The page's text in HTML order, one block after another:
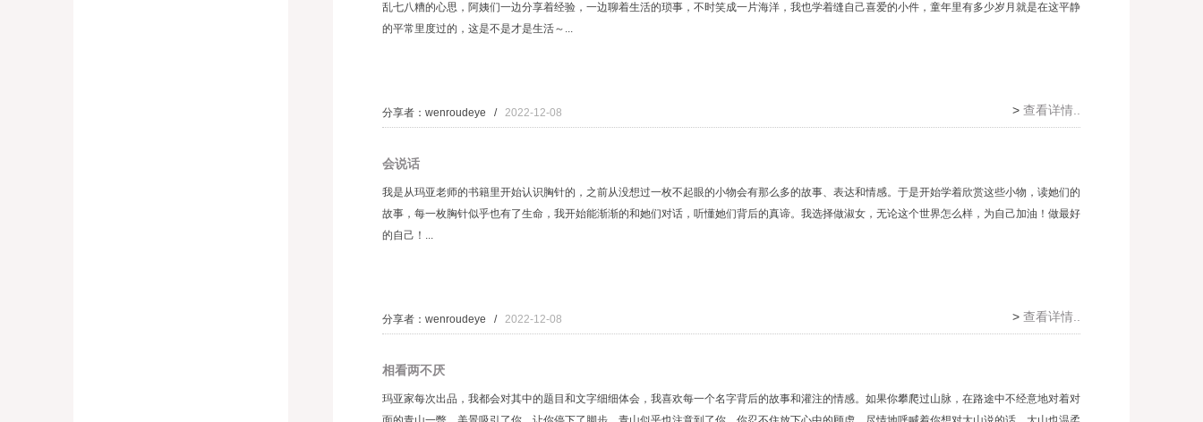
乱七八糟的心思，阿姨们一边分享着经验，一边聊着生活的琐事，不时笑成一片海洋，我也学着缝自己喜爱的小件，童年里有多少岁月就是在这平静
的平常里度过的，这是不是才是生活～...
分享者：wenroudeye / 2022-12-08 > 查看详情..
会说话
我是从玛亚老师的书籍里开始认识胸针的，之前从没想过一枚不起眼的小物会有那么多的故事、表达和情感。于是开始学着欣赏这些小物，读她们的
故事，每一枚胸针似乎也有了生命，我开始能渐渐的和她们对话，听懂她们背后的真谛。我选择做淑女，无论这个世界怎么样，为自己加油！做最好
的自己！...
分享者：wenroudeye / 2022-12-08 > 查看详情..
相看两不厌
玛亚家每次出品，我都会对其中的题目和文字细细体会，我喜欢每一个名字背后的故事和灌注的情感。如果你攀爬过山脉，在路途中不经意地对着对